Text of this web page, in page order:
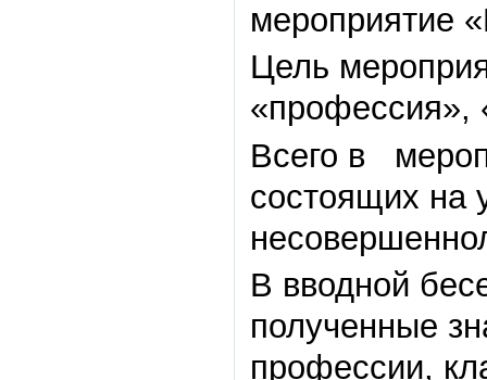
мероприятие
Цель
«профессия»,
Всего в
состоящих на
В вводной
полученные
профессии,